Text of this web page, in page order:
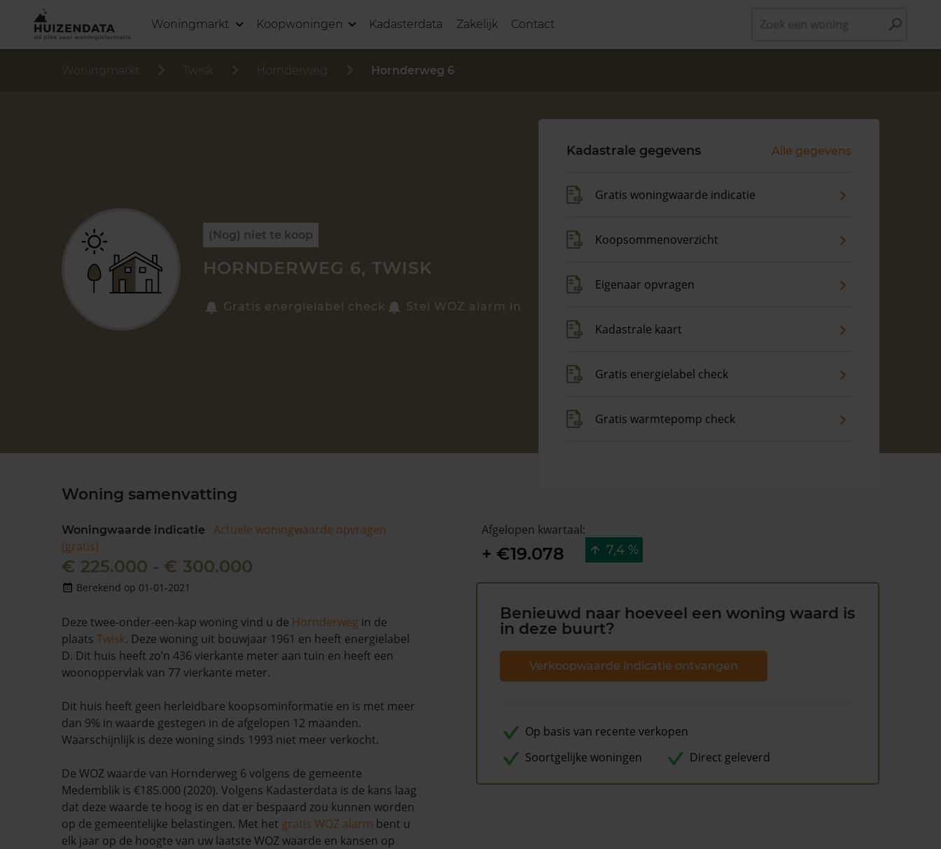
Woningmarkt Koopwoningen Kadasterdata Zakelijk Contact
Woningmarkt Twisk Hornderweg Hornderweg 6
(Nog) niet te koop
HORNDERWEG 6, TWISK
Gratis energielabel check Stel WOZ alarm in
Kadastrale gegevens Alle gegevens
Gratis woningwaarde indicatie
Koopsommenoverzicht
Eigenaar opvragen
Kadastrale kaart
Gratis energielabel check
Gratis warmtepomp check
Woning samenvatting
Woningwaarde indicatie
Actuele woningwaarde opvragen
(gratis)
€ 225.000 - € 300.000
Berekend op 01-01-2021
Deze twee-onder-een-kap woning vind u de Hornderweg in de
plaats Twisk. Deze woning uit bouwjaar 1961 en heeft energielabel
D. Dit huis heeft zo’n 436 vierkante meter aan tuin en heeft een
woonoppervlak van 77 vierkante meter.
Dit huis heeft geen herleidbare koopsominformatie en is met meer
dan 9% in waarde gestegen in de afgelopen 12 maanden.
Waarschijnlijk is deze woning sinds 1993 niet meer verkocht.
De WOZ waarde van Hornderweg 6 volgens de gemeente
Medemblik is €185.000 (2020). Volgens Kadasterdata is de kans laag
dat deze waarde te hoog is en dat er bespaard zou kunnen worden
op de gemeentelijke belastingen. Met het gratis WOZ alarm bent u
elk jaar op de hoogte van uw laatste WOZ waarde en kansen op
Afgelopen kwartaal:
+ €19.078 7,4 %
Benieuwd naar hoeveel een woning waard is
in deze buurt?
Verkoopwaarde indicatie ontvangen
Op basis van recente verkopen
Soortgelijke woningen
Direct geleverd